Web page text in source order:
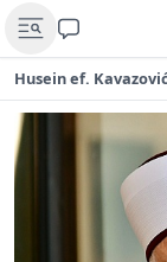
Husein ef. Kavazović